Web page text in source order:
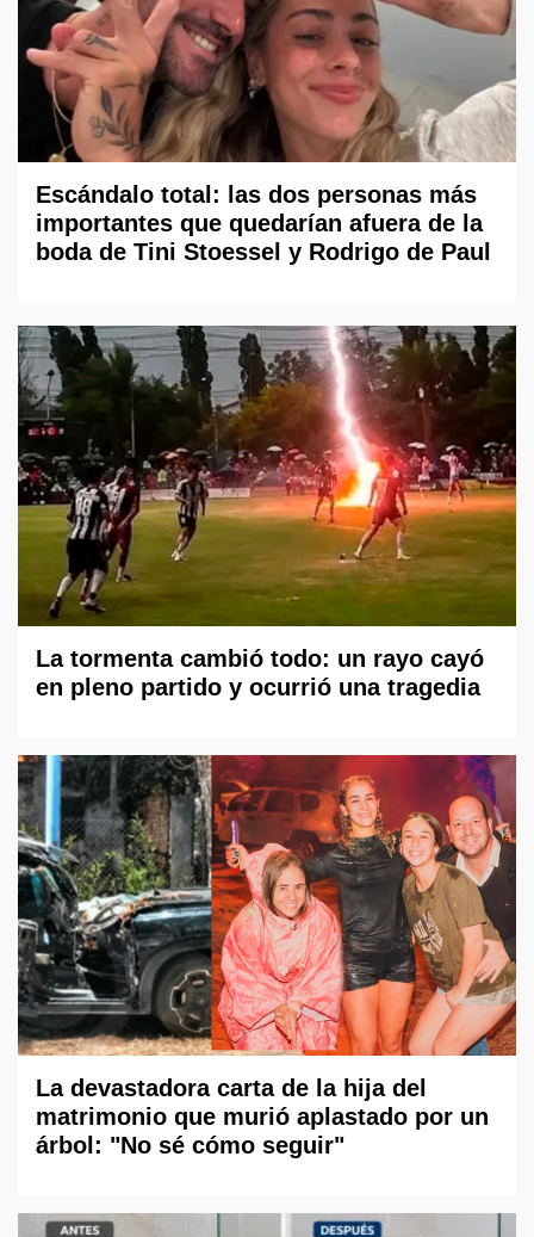
Escándalo total: las dos personas más
importantes que quedarían afuera de la
boda de Tini Stoessel y Rodrigo de Paul
La tormenta cambió todo: un rayo cayó
en pleno partido y ocurrió una tragedia
La devastadora carta de la hija del
matrimonio que murió aplastado por un
árbol: "No sé cómo seguir"